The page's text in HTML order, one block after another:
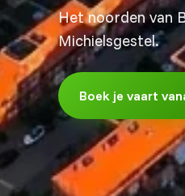
Het noorden van
Michielsgestel.
Boek je vaart